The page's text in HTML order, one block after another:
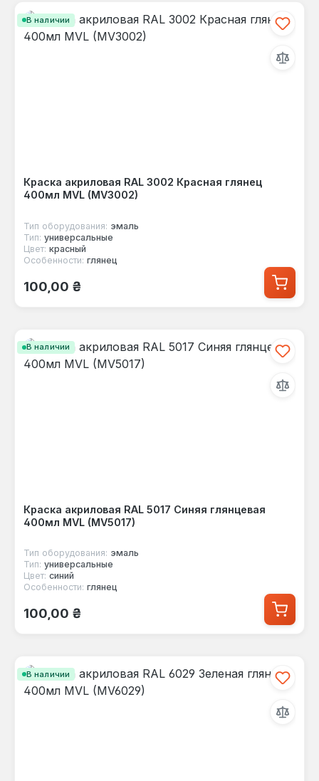
В наличии
Краска акриловая RAL 3002 Красная глянец
400мл MVL (MV3002)
Тип оборудования: эмаль
Тип: универсальные
Цвет: красный
Особенности: глянец
Обычная цена:
100,00 ₴
В наличии
Краска акриловая RAL 5017 Синяя глянцевая
400мл MVL (MV5017)
Тип оборудования: эмаль
Тип: универсальные
Цвет: синий
Особенности: глянец
Обычная цена:
100,00 ₴
В наличии